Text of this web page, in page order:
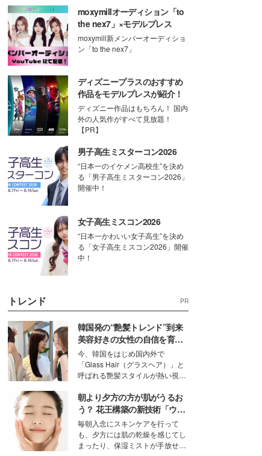
moxymillオーディション「to
the nex7」×モデルプレス
moxymill新メンバーオーディショ
ン「to the nex7」
ディズニープラスのおすすめ
作品をモデルプレスが紹介！
ディズニー作品はもちろん！ 国内
外の人気作がすべて見放題！
【PR】
男子高生ミスターコン2026
“日本一のイケメン高校生”を決め
る「男子高生ミスターコン2026」
開催中！
女子高生ミスコン2026
“日本一かわいい女子高生”を決め
る「女子高生ミスコン2026」開催
中！
トレンド PR
韓国発の“艶髪トレンド”到来
美容好きの女性の自信を育む
「ヘアケア事情」って？
今、韓国をはじめ国内外で
「Glass Hair（グラスヘア）」と
呼ばれる艶髪スタイルが熱い視線
ションの完成度を高めるベースと
して、“髪そのものの美しさ”に改
めて注目する人が増えている様
子。今回は、そんな憧れの艶やか
な髪を日常で叶える、美容好きの
女性たちのヘアケア事情を紹介し
朝より夕方の方が肌がうるお
う？ 花王構築の新技術「ウォ
ーターキャプチャリングスキ
ン（捕水肌）」がスキンケア
の常識を変える予感
毎朝入念にスキンケアを行って
も、夕方には肌の乾燥を感じてし
まったり、保湿ミストが手放せな